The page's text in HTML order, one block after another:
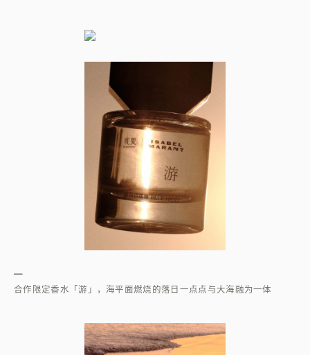
—
合作限定香水「游」，海平面燃烧的落日一点点与大海融为一体